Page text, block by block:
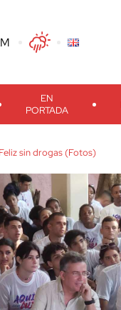
TwitterFacebook
Threads
Instagram
EN
PORTADA
Feliz sin drogas (Fotos)